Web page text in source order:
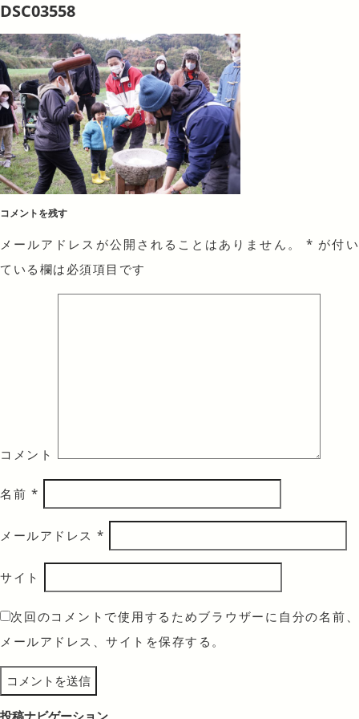
DSC03558
コメントを残す
メールアドレスが公開されることはありません。 * が付い
ている欄は必須項目です
コメント
名前 *
メールアドレス *
サイト
次回のコメントで使用するためブラウザーに自分の名前、
メールアドレス、サイトを保存する。
投稿ナビゲーション